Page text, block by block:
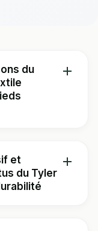
du
sur cette
cm de
à 100%
dans un
et
du Tyler
investirez dans